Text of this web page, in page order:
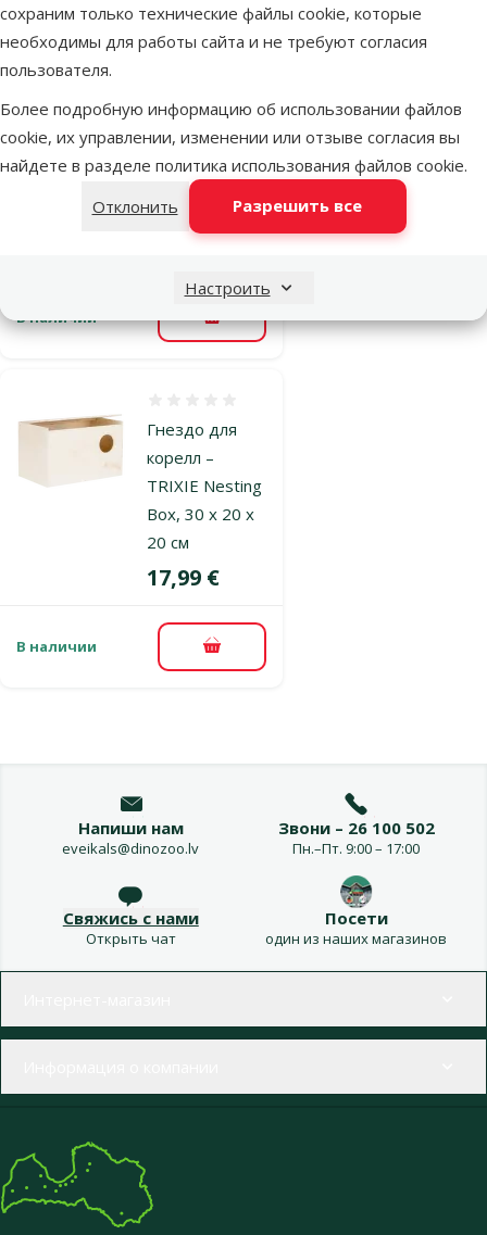
сохраним только технические файлы cookie, которые
необходимы для работы сайта и не требуют согласия
пользователя.
Более подробную информацию об использовании файлов
cookie, их управлении, изменении или отзыве согласия вы
найдете в разделе политика использования файлов cookie.
Отклонить
Разрешить все
Настроить
В наличии В корзину
Nesting Box,
21 x 13 x 12 см
Оценка 0%
Цена
8,99 €
В наличии В корзину
Гнездо для
корелл –
TRIXIE Nesting
Box, 30 x 20 x
20 cм
Цена
17,99 €
В наличии В корзину
Напиши нам
eveikals@dinozoo.lv
Звони – 26 100 502
Пн.–Пт. 9:00 – 17:00
Свяжись с нами
Открыть чат
Посети
один из наших магазинов